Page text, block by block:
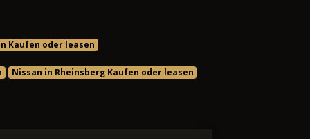
Kaufen oder leasen
Nissan in Rheinsberg Kaufen oder leasen